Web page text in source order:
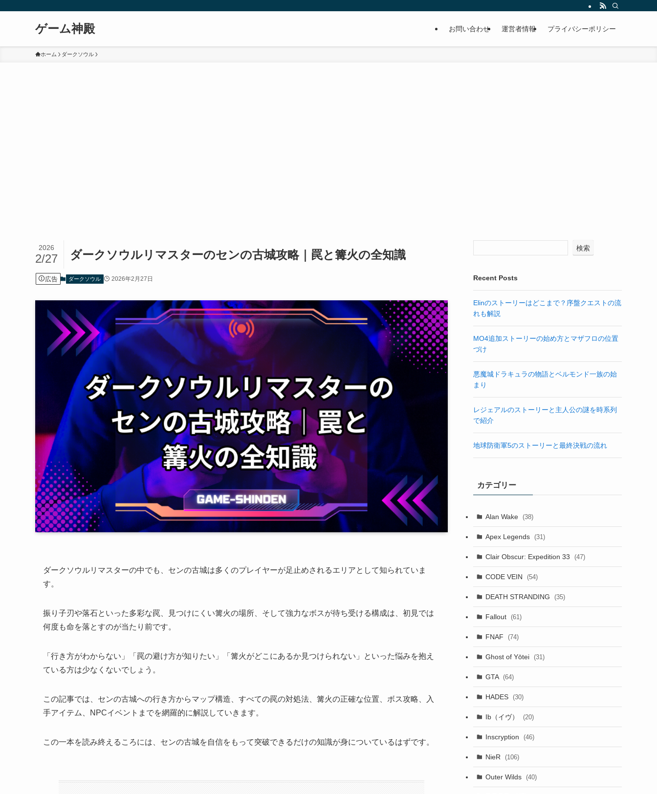
ゲーム神殿 お問い合わせ 運営者情報 プライバシーポリシー
ホーム ダークソウル
ダークソウルリマスターのセンの古城攻略｜罠と篝火の全知識
2026
2/27
広告 ダークソウル 2026年2月27日
ダークソウルリマスターの中でも、センの古城は多くのプレイヤーが足止めされるエリアとして知られていま
す。
振り子刃や落石といった多彩な罠、見つけにくい篝火の場所、そして強力なボスが待ち受ける構成は、初見では
何度も命を落とすのが当たり前です。
「行き方がわからない」「罠の避け方が知りたい」「篝火がどこにあるか見つけられない」といった悩みを抱え
ている方は少なくないでしょう。
この記事では、センの古城への行き方からマップ構造、すべての罠の対処法、篝火の正確な位置、ボス攻略、入
手アイテム、NPCイベントまでを網羅的に解説していきます。
この一本を読み終えるころには、センの古城を自信をもって突破できるだけの知識が身についているはずです。
検索
Recent Posts
Elinのストーリーはどこまで？序盤クエストの流
れも解説
MO4追加ストーリーの始め方とマザフロの位置
づけ
悪魔城ドラキュラの物語とベルモンド一族の始
まり
レジェアルのストーリーと主人公の謎を時系列
で紹介
地球防衛軍5のストーリーと最終決戦の流れ
カテゴリー
Alan Wake (38)
Apex Legends (31)
Clair Obscur: Expedition 33 (47)
CODE VEIN (54)
DEATH STRANDING (35)
Fallout (61)
FNAF (74)
Ghost of Yōtei (31)
GTA (64)
HADES (30)
Ib（イヴ） (20)
Inscryption (46)
NieR (106)
Outer Wilds (40)